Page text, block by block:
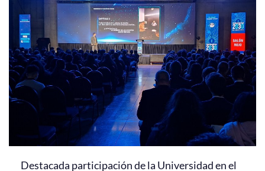
Destacada participación de la Universidad en el